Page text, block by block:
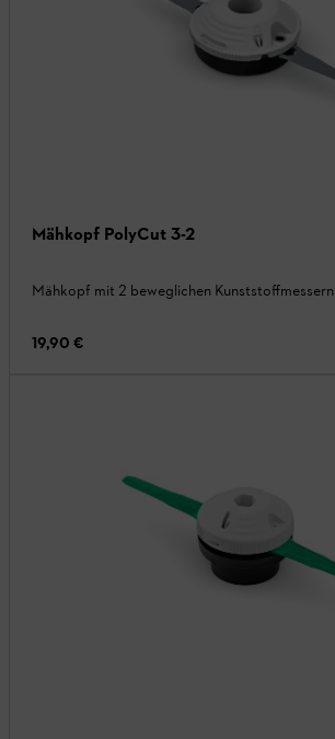
Mähkopf PolyCut 3-2
Mähkopf mit 2 beweglichen Kunststoffmessern
19,90 €